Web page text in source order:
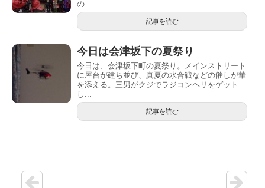
の...
記事を読む
今日は会津坂下の夏祭り
今日は、会津坂下町の夏祭り。メインストリート
に屋台が建ち並び、真夏の水合戦などの催しが華
を添える。三男がクジでラジコンヘリをゲット
し...
記事を読む